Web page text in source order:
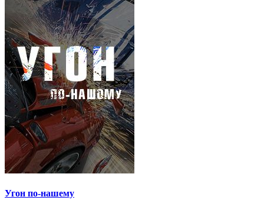
Угон по-нашему